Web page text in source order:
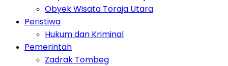
Obyek Wisata Toraja Utara
Peristiwa
Hukum dan Kriminal
Pemerintah
Zadrak Tombeg